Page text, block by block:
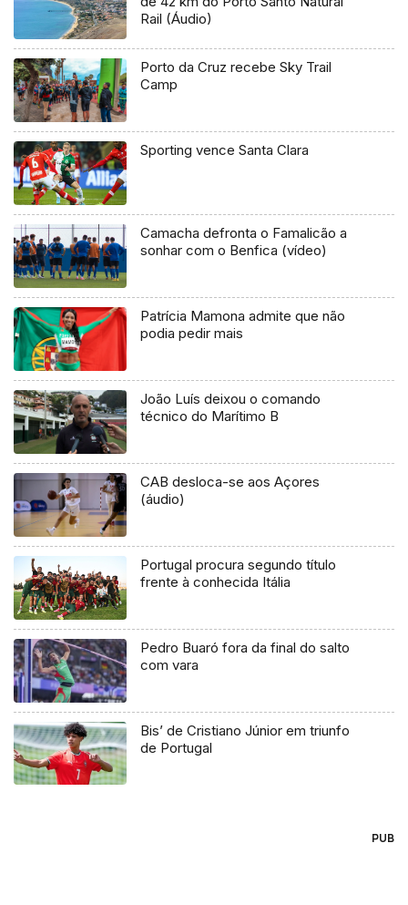
Rail (Áudio)
Porto da Cruz recebe Sky Trail
Camp
Sporting vence Santa Clara
Camacha defronta o Famalicão a
sonhar com o Benfica (vídeo)
Patrícia Mamona admite que não
podia pedir mais
João Luís deixou o comando
técnico do Marítimo B
CAB desloca-se aos Açores
(áudio)
Portugal procura segundo título
frente à conhecida Itália
Pedro Buaró fora da final do salto
com vara
Bis’ de Cristiano Júnior em triunfo
de Portugal
PUB